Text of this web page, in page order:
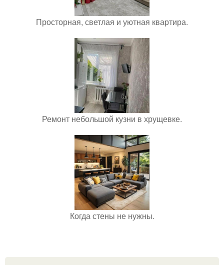
Просторная, светлая и уютная квартира.
Ремонт небольшой кузни в хрущевке.
Когда стены не нужны.